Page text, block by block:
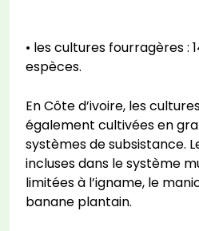
• les cultures fourragères :
espèces.
En Côte d’ivoire, les
également cultivées en
systèmes de subsistance.
incluses dans le système
limitées à l’igname, le
banane plantain.